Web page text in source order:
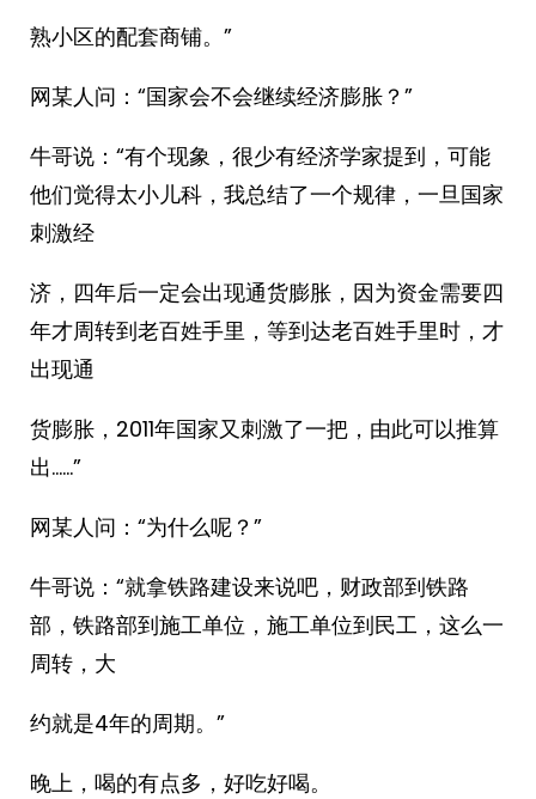
熟小区的配套商铺。”
网某人问：“国家会不会继续经济膨胀？”
牛哥说：“有个现象，很少有经济学家提到，可能
他们觉得太小儿科，我总结了一个规律，一旦国家
刺激经
济，四年后一定会出现通货膨胀，因为资金需要四
年才周转到老百姓手里，等到达老百姓手里时，才
出现通
货膨胀，2011年国家又刺激了一把，由此可以推算
出……”
网某人问：“为什么呢？”
牛哥说：“就拿铁路建设来说吧，财政部到铁路
部，铁路部到施工单位，施工单位到民工，这么一
周转，大
约就是4年的周期。”
晚上，喝的有点多，好吃好喝。